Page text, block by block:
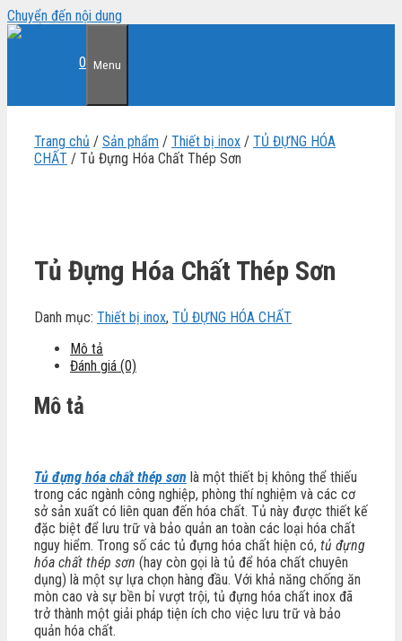
Chuyển đến nội dung
0 Menu
Trang chủ / Sản phẩm / Thiết bị inox / TỦ ĐỰNG HÓA
CHẤT / Tủ Đựng Hóa Chất Thép Sơn
Tủ Đựng Hóa Chất Thép Sơn
Danh mục: Thiết bị inox, TỦ ĐỰNG HÓA CHẤT
Mô tả
Đánh giá (0)
Mô tả
Tủ đựng hóa chất thép sơn là một thiết bị không thể thiếu
trong các ngành công nghiệp, phòng thí nghiệm và các cơ
sở sản xuất có liên quan đến hóa chất. Tủ này được thiết kế
đặc biệt để lưu trữ và bảo quản an toàn các loại hóa chất
nguy hiểm. Trong số các tủ đựng hóa chất hiện có, tủ đựng
hóa chất thép sơn (hay còn gọi là tủ để hóa chất chuyên
dụng) là một sự lựa chọn hàng đầu. Với khả năng chống ăn
mòn cao và sự bền bỉ vượt trội, tủ đựng hóa chất inox đã
trở thành một giải pháp tiện ích cho việc lưu trữ và bảo
quản hóa chất.